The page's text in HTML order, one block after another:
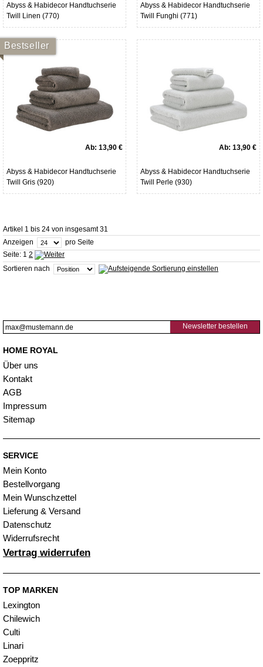
Abyss & Habidecor Handtuchserie
Twill Linen (770)
Abyss & Habidecor Handtuchserie
Twill Funghi (771)
Bestseller
Ab: 13,90 €
Abyss & Habidecor Handtuchserie
Twill Gris (920)
Ab: 13,90 €
Abyss & Habidecor Handtuchserie
Twill Perle (930)
Artikel 1 bis 24 von insgesamt 31
Anzeigen
pro Seite
Seite: 1 2
Sortieren nach
Newsletter bestellen
HOME ROYAL
Über uns
Kontakt
AGB
Impressum
Sitemap
SERVICE
Mein Konto
Bestellvorgang
Mein Wunschzettel
Lieferung & Versand
Datenschutz
Widerrufsrecht
Vertrag widerrufen
TOP MARKEN
Lexington
Chilewich
Culti
Linari
Zoeppritz